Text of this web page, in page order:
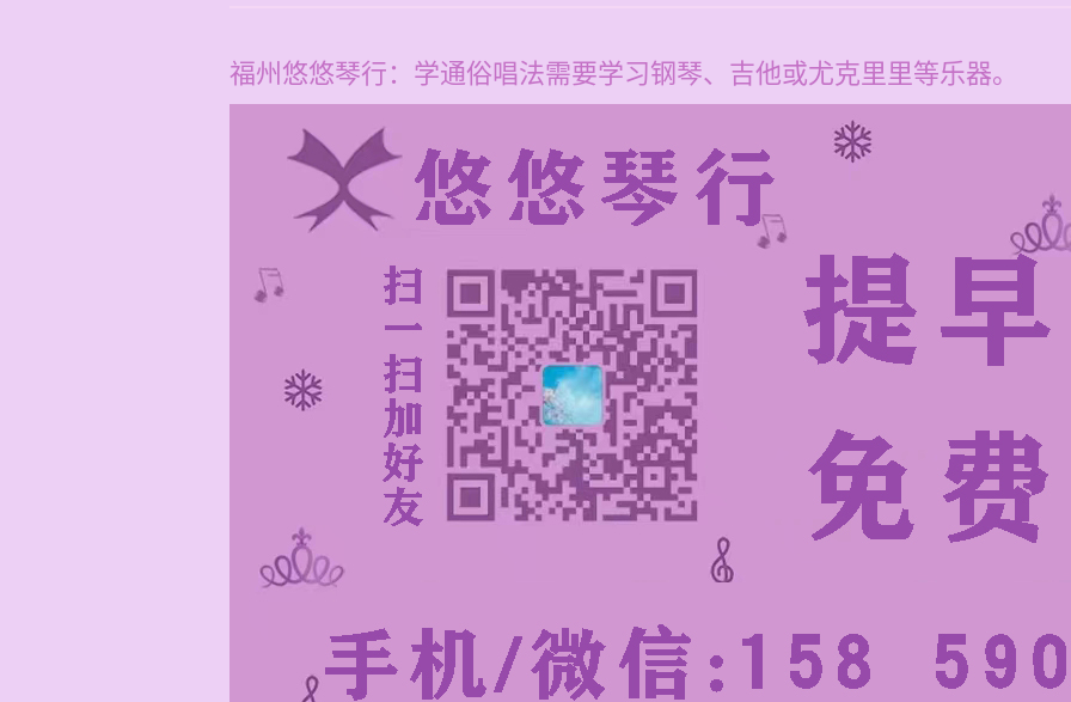
福州悠悠琴行：学通俗唱法需要学习钢琴、吉他或尤克里里等乐器。